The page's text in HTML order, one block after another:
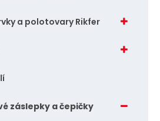
a polotovary Rikfer
záslepky a čepičky